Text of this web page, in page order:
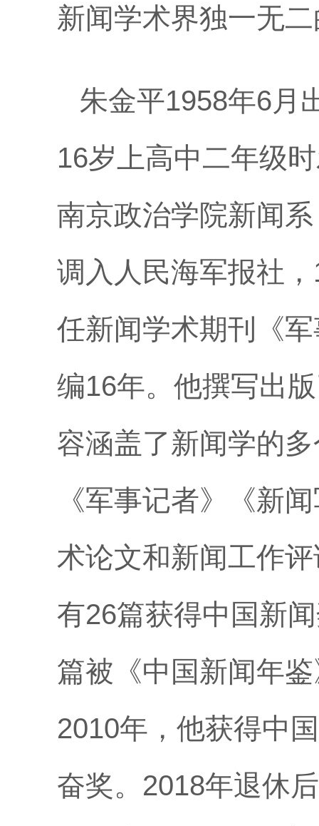
新闻学术界独一无
朱金平1958年6月
16岁上高中二年级
南京政治学院新闻
调入人民海军报社
任新闻学术期刊《
编16年。他撰写出
容涵盖了新闻学的
《军事记者》《新
术论文和新闻工作
有26篇获得中国新
篇被《中国新闻年
2010年，他获得中
奋奖。2018年退休